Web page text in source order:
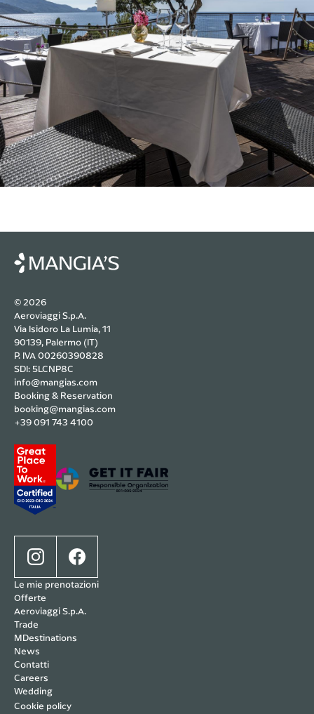
© 2026
Aeroviaggi S.p.A.
Via Isidoro La Lumia, 11
90139, Palermo (IT)
P. IVA 00260390828
SDI: 5LCNP8C
info@mangias.com
Booking & Reservation
booking@mangias.com
+39 091 743 4100
Le mie prenotazioni
Offerte
Aeroviaggi S.p.A.
Trade
MDestinations
News
Contatti
Careers
Wedding
Cookie policy